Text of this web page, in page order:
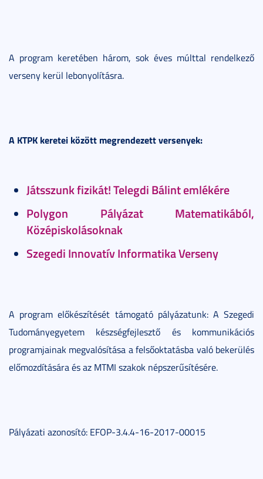
A program keretében három, sok éves múlttal rendelkező
verseny kerül lebonyolításra.
A KTPK keretei között megrendezett versenyek:
Játsszunk fizikát! Telegdi Bálint emlékére
Polygon Pályázat Matematikából,
Középiskolásoknak
Szegedi Innovatív Informatika Verseny
A program előkészítését támogató pályázatunk: A Szegedi
Tudományegyetem készségfejlesztő és kommunikációs
programjainak megvalósítása a felsőoktatásba való bekerülés
előmozdítására és az MTMI szakok népszerűsítésére.
Pályázati azonosító: EFOP-3.4.4-16-2017-00015